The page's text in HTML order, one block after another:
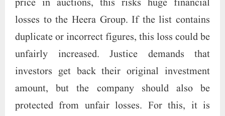
price in auctions, this risks huge financial
losses to the Heera Group. If the list contains
duplicate or incorrect figures, this loss could be
unfairly increased. Justice demands that
investors get back their original investment
amount, but the company should also be
protected from unfair losses. For this, it is